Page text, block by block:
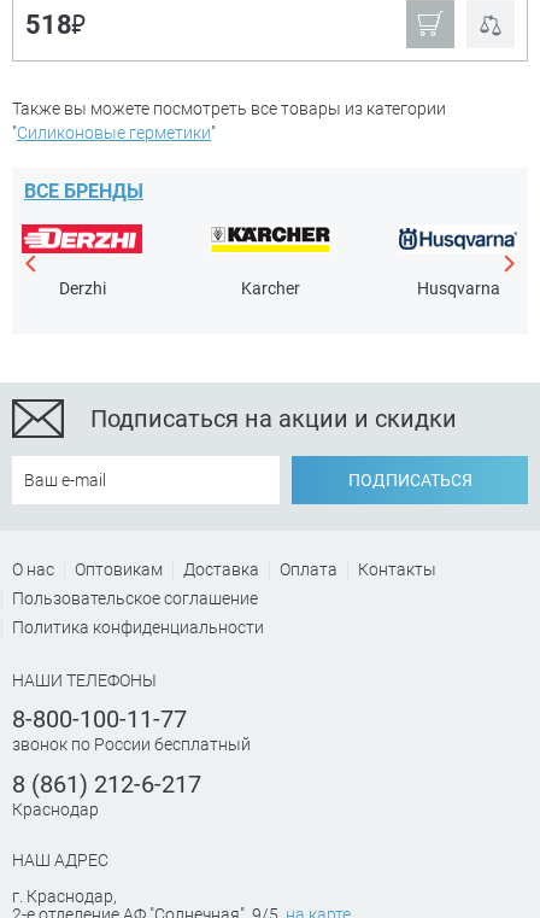
518₽
Также вы можете посмотреть все товары из категории
"Силиконовые герметики"
ВСЕ БРЕНДЫ
Derzhi Karcher Husqvarna
Подписаться на акции и скидки
ПОДПИСАТЬСЯ
О нас Оптовикам Доставка Оплата
Контакты
Пользовательское соглашение
Политика конфиденциальности
НАШИ ТЕЛЕФОНЫ
8-800-100-11-77
звонок по России бесплатный
8 (861) 212-6-217
Краснодар
НАШ АДРЕС
г. Краснодар,
2-е отделение АФ "Солнечная", 9/5 на карте